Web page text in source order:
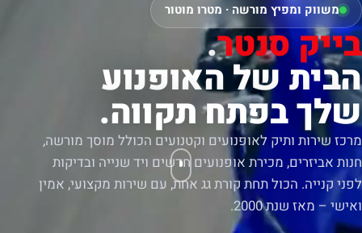
משווק ומפיץ מורשה · מטרו מוטור
בייק סנטר.
הבית של האופנוע
שלך בפתח תקווה.
מרכז שירות ותיק לאופנועים וקטנועים הכולל מוסך מורשה,
חנות אביזרים, מכירת אופנועים חדשים ויד שנייה ובדיקות
לפני קנייה. הכול תחת קורת גג אחת, עם שירות מקצועי, אמין
ואישי – מאז שנת 2000.